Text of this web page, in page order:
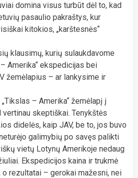
domina visus turbūt dėl to, kad
pasaulio pakraštys, kur
kitokios, „karštesnės“
klausimų, kurių sulaukdavome
Amerika“ ekspedicijas bei
žemėlapius – ar lankysime ir
– Amerika“ žemėlapį į
skeptiškai. Tenykštės
didelės, kaip JAV, be to, jos buvo
galimybių po savęs palikti
vietų Lotynų Amerikoje nedaug
Ekspedicijos kaina ir trukmė
rezultatai – gerokai mažesni, nei